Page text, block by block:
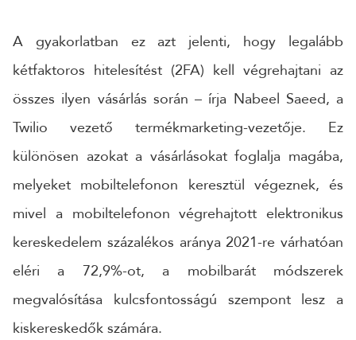
*munkanapokon
A gyakorlatban ez azt jelenti, hogy legalább
kétfaktoros hitelesítést (2FA) kell végrehajtani az
összes ilyen vásárlás során – írja Nabeel Saeed, a
Twilio vezető termékmarketing-vezetője. Ez
különösen azokat a vásárlásokat foglalja magába,
melyeket mobiltelefonon keresztül végeznek, és
mivel a mobiltelefonon végrehajtott elektronikus
kereskedelem százalékos aránya 2021-re várhatóan
eléri a 72,9%-ot, a mobilbarát módszerek
megvalósítása kulcsfontosságú szempont lesz a
kiskereskedők számára.